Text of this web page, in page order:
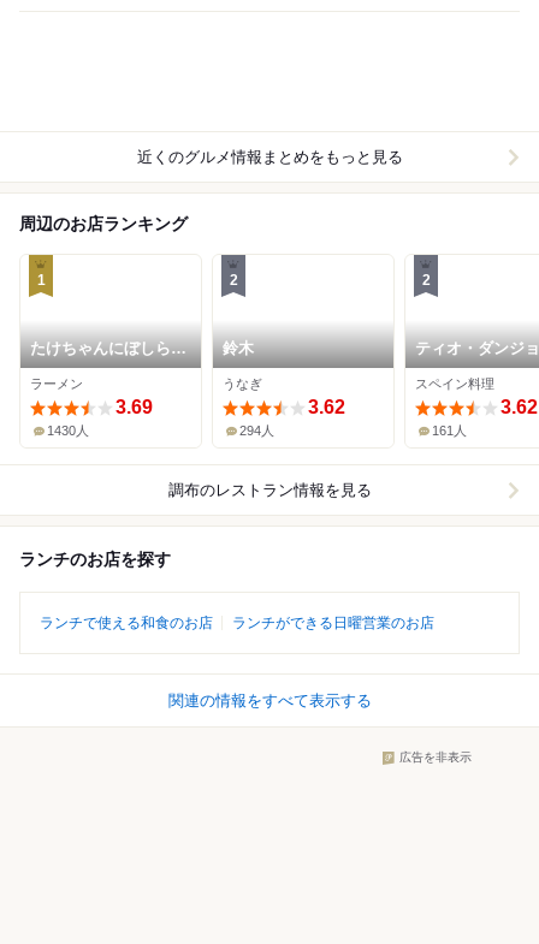
近くのグルメ情報まとめをもっと見る
周辺のお店ランキング
1
たけちゃんにぼしらー
めん
ラーメン
3.69
1430人
2
鈴木
うなぎ
3.62
294人
2
ティオ・ダンジ
スペイン料理
3.62
161人
調布のレストラン情報を見る
ランチのお店を探す
ランチで使える和食のお店 ランチができる日曜営業のお店
関連の情報をすべて表示する
広告を非表示